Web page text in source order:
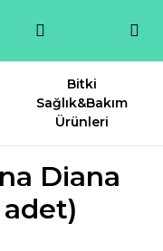
Bitki
Sağlık&Bakım
Ürünleri
Diana